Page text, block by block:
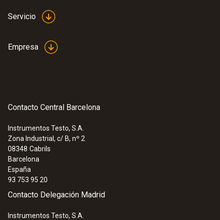
Servicio
Empresa
Contacto Central Barcelona
Instrumentos Testo, S.A.
Zona Industrial, c/ B, nº 2
08348 Cabrils
Barcelona
España
93 753 95 20
Contacto Delegación Madrid
Instrumentos Testo, S.A.